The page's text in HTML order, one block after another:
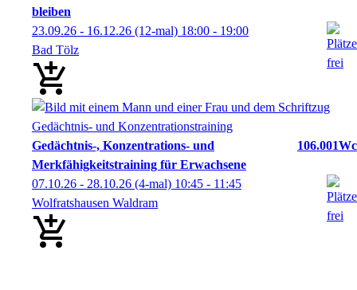
bleiben
23.09.26 - 16.12.26 (12-mal) 18:00 - 19:00
Bad Tölz
Gedächtnis-, Konzentrations- und
Merkfähigkeitstraining für Erwachsene
106.001Wc
07.10.26 - 28.10.26 (4-mal) 10:45 - 11:45
Wolfratshausen Waldram